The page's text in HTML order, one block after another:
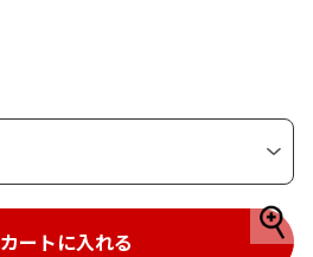
カートに入れる